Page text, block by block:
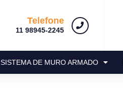
Telefone
11 98945-2245
SISTEMA DE MURO ARMADO